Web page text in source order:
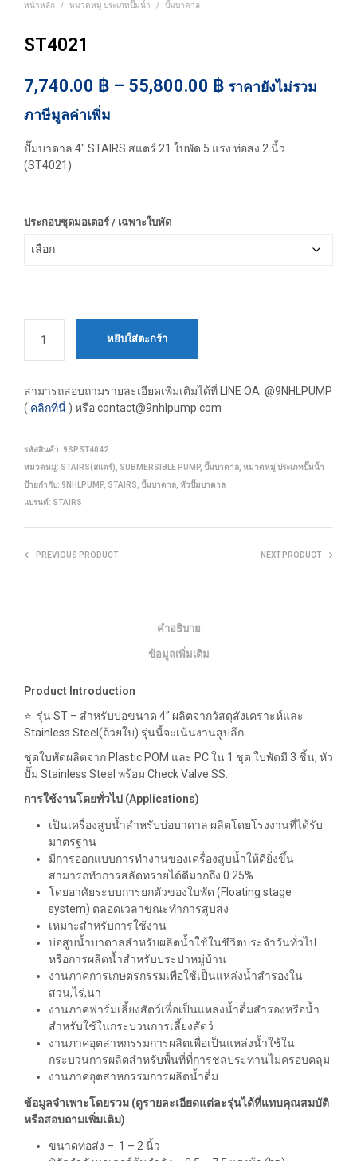
หน้าหลัก / หมวดหมู่ ประเภทปั๊มน้ำ / ปั๊มบาดาล
ST4021
7,740.00 ฿ – 55,800.00 ฿Price
7,740.00 ฿
ราคายังไม่รวม
ภาษีมูลค่าเพิ่ม
ปั๊มบาดาล 4″ STAIRS สแตร์ 21 ใบพัด 5 แรง ท่อส่ง 2 นิ้ว
(ST4021)
ประกอบชุดมอเตอร์ / เฉพาะใบพัด
หยิบใส่ตะกร้า
สามารถสอบถามรายละเอียดเพิ่มเติมได้ที่LINE OA: @9NHLPUMP
( คลิกที่นี่) หรือ contact@9nhlpump.com
รหัสสินค้า: 9SPST4042
หมวดหมู่: STAIRS(สแตร์) SUBMERSIBLE PUMP, ปั๊มบาดาล หมวดหมู่ ประเภทปั๊มน้ำ
ป้ายกำกับ: 9NHLPUMP, STAIRS ปั๊มบาดาล หัวปั๊มบาดาล
แบรนด์: STAIRS
PREVIOUS PRODUCT NEXT PRODUCT
คำอธิบาย
ข้อมูลเพิ่มเติม
Product Introduction
⭐️ รุ่น ST – สำหรับบ่อขนาด 4” ผลิตจากวัสดุสังเคราะห์และ
Stainless Steel(ถ้วยใบ) รุ่นนี้จะเน้นงานสูบลึก
ชุดใบพัดผลิตจากPlastic POM และ PCใน 1 ชุด ใบพัดมี 3 ชิ้น, หัว
ปั๊ม Stainless Steel พร้อม Check Valve SS.
การใช้งานโดยทั่วไป (Applications)
เป็นเครื่องสูบน้ำสำหรับบ่อบาดาล ผลิตโดยโรงงานที่ได้รับ
มาตรฐาน
มีการออกแบบการทำงานของเครื่องสูบน้ำให้ดียิ่งขึ้น
สามารถทำการสลัดทรายได้ดีมากถึง 0.25%
โดยอาศัยระบบการยกตัวของใบพัด (Floating stage
system) ตลอดเวลาขณะทำการสูบส่ง
เหมาะสำหรับการใช้งาน
บ่อสูบน้ำบาดาลสำหรับผลิตน้ำใช้ในชีวิตประจำวันทั่วไป
หรือการผลิตน้ำสำหรับประปาหมู่บ้าน
งานภาคการเกษตรกรรมเพื่อใช้เป็นแหล่งน้ำสำรองใน
สวน,ไร่,นา
งานภาคฟาร์มเลี้ยงสัตว์เพื่อเป็นแหล่งน้ำดื่มสำรองหรือน้ำ
สำหรับใช้ในกระบวนการเลี้ยงสัตว์
งานภาคอุตสาหกรรมการผลิตเพื่อเป็นแหล่งน้ำใช้ใน
กระบวนการผลิตสำหรับพื้นที่ที่การชลประทานไม่ครอบคลุม
งานภาคอุตสาหกรรมการผลิตน้ำดื่ม
ข้อมูลจำเพาะโดยรวม (ดูรายละเอียดแต่ละรุ่นได้ที่แทบคุณสมบัติ
หรือสอบถามเพิ่มเติม)
ขนาดท่อส่ง – 1 – 2นิ้ว